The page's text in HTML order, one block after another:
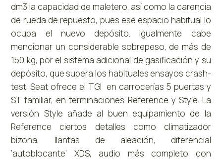
dm3 la capacidad de maletero, así como la carencia
de rueda de repuesto, pues ese espacio habitual lo
ocupa el nuevo depósito. Igualmente cabe
mencionar un considerable sobrepeso, de más de
150 kg, por el sistema adicional de gasificación y su
depósito, que supera los habituales ensayos crash-
test. Seat ofrece el TGI en carrocerías 5 puertas y
ST familiar, en terminaciones Reference y Style. La
versión Style añade al buen equipamiento de la
Reference ciertos detalles como climatizador
bizona, llantas de aleación, diferencial
‘autoblocante’ XDS, audio más completo con